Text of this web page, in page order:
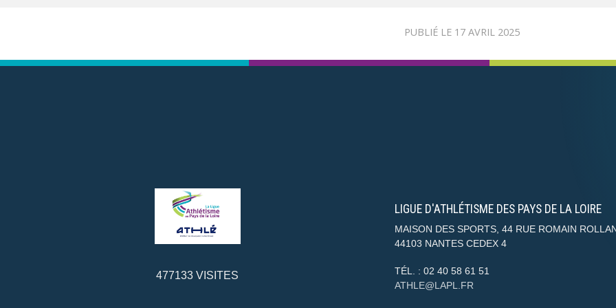
PUBLIÉ LE 17 AVRIL 2025
477133 VISITES
LIGUE D'ATHLÉTISME DES PAYS DE LA LOIRE
MAISON DES SPORTS, 44 RUE ROMAIN
44103 NANTES CEDEX 4
TÉL. : 02 40 58 61 51
ATHLE@LAPL.FR